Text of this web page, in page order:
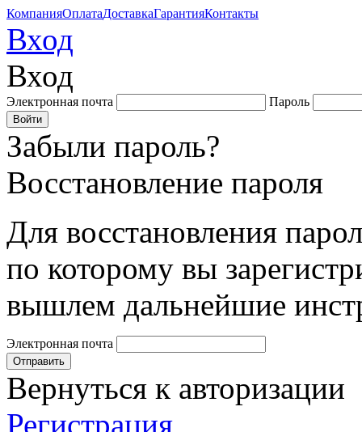
КомпанияОплатаДоставкаГарантияКонтакты
Вход
Вход
Электронная почта Пароль
Забыли пароль?
Восстановление пароля
Для восстановления
по которому вы
вышлем дальнейшие
Электронная почта
Вернуться к авторизации
Регистрация